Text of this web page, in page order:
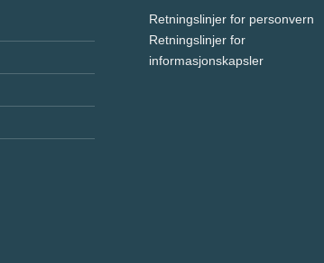
Retningslinjer for personvern
Retningslinjer for
informasjonskapsler